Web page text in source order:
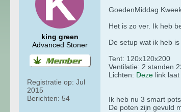
king green
Advanced Stoner
Registratie op: Jul
2015
Berichten: 54
GoedenMiddag
Het is zo ver. Ik heb
De setup wat ik heb
Tent: 120x120x200
Ventilatie: 2 standen
Lichten: Deze link laat
Ik heb nu 3 smart
De poten zijn gevuld